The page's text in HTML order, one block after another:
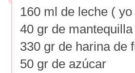
160 ml de leche (
40 gr de
330 gr de harina de
50 gr de azúcar